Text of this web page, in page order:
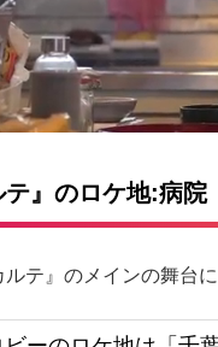
テ』のロケ地:病院
ルテ』のメインの舞台